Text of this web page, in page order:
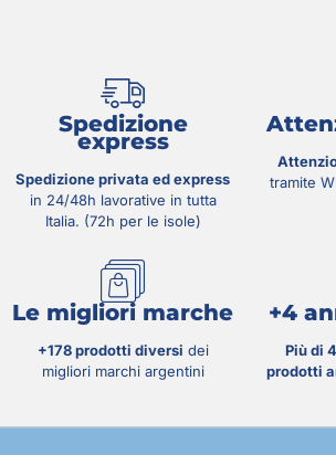
Spedizione
express
Spedizione privata ed express
in 24/48h lavorative in tutta
Italia. (72h per le isole)
tramite
Le migliori marche
+178 prodotti diversi dei
migliori marchi argentini
+4
Più di
prodotti